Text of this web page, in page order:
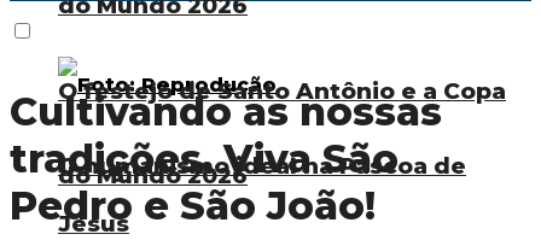
O humanismo ideal na Páscoa de
Jesus
O festejo de Santo Antônio e a Copa
do Mundo 2026
Cultivando as nossas
tradições. Viva São
Pedro e São João!